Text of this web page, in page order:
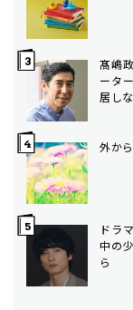
髙嶋
ータ
居し
外か
ドラ
中の
ら